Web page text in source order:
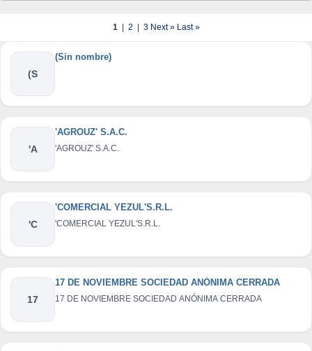
1 | 2 | 3Next »Last »
(S
(Sin nombre)
'A
'AGROUZ' S.A.C.
'AGROUZ' S.A.C.
'C
'COMERCIAL YEZUL'S.R.L.
'COMERCIAL YEZUL'S.R.L.
17
17 DE NOVIEMBRE SOCIEDAD ANÓNIMA CERRADA
17 DE NOVIEMBRE SOCIEDAD ANÓNIMA CERRADA